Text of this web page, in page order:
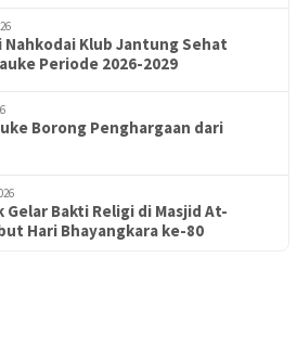
Klub Jantung Sehat
Periode 2026-2029
Borong Penghargaan dari
Gelar Bakti Religi di Masjid At-
Hari Bhayangkara ke-80
Didik, TK Yapis 2 Merauke Siapkan